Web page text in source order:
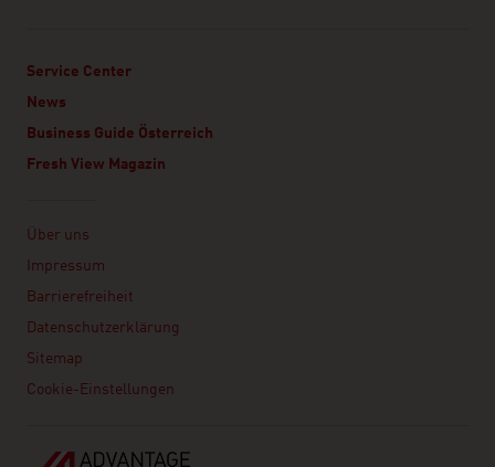
Service Center
News
Business Guide Österreich
Fresh View Magazin
Über uns
Impressum
Barrierefreiheit
Datenschutzerklärung
Sitemap
Cookie-Einstellungen